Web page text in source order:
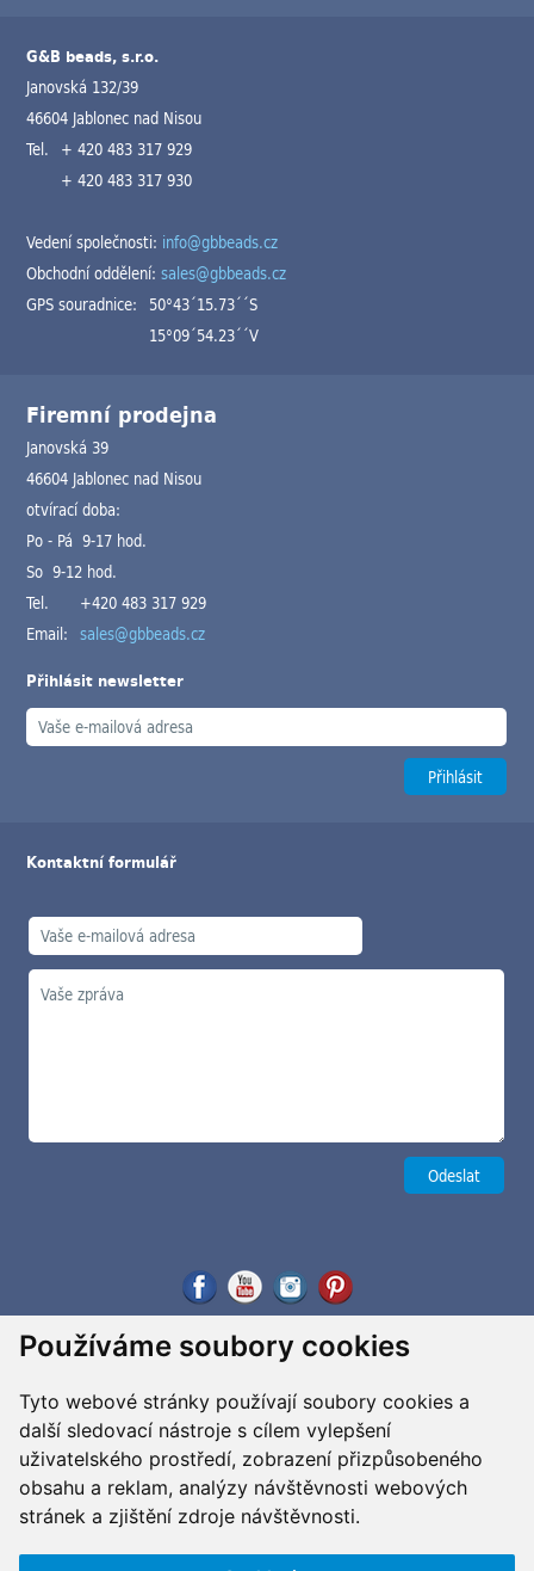
Používáme soubory cookies
Tyto webové stránky používají soubory cookies a
další sledovací nástroje s cílem vylepšení
uživatelského prostředí, zobrazení přizpůsobeného
obsahu a reklam, analýzy návštěvnosti webových
stránek a zjištění zdroje návštěvnosti.
G&B beads, s.r.o.
Janovská 132/39
46604 Jablonec nad Nisou
Tel. + 420 483 317 929
+ 420 483 317 930
Vedení společnosti: info@gbbeads.cz
Obchodní oddělení:sales@gbbeads.cz
GPS souradnice: 50°43´15.73´´S
15°09´54.23´´V
Firemní prodejna
Janovská 39
46604 Jablonec nad Nisou
otvírací doba:
Po - Pá 9-17 hod.
So 9-12 hod.
Tel.
+420 483 317 929
Email: sales@gbbeads.cz
Přihlásit newsletter
Kontaktní formulář